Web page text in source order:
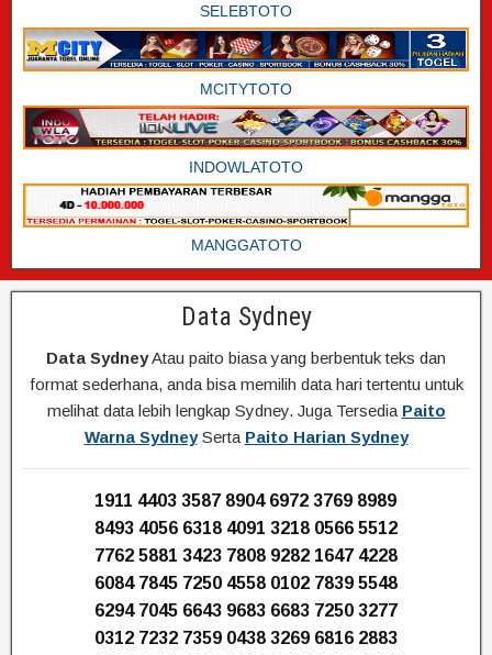
SELEBTOTO
MCITYTOTO
INDOWLATOTO
MANGGATOTO
Data Sydney
Data SydneyAtau paito biasa yang berbentuk teks dan
format sederhana, anda bisa memilih data hari tertentu untuk
melihat data lebih lengkap Sydney. Juga Tersedia Paito
Warna Sydney Serta Paito Harian Sydney
1911 4403 3587 8904 6972 3769 8989
8493 4056 6318 4091 3218 0566 5512
7762 5881 3423 7808 9282 1647 4228
6084 7845 7250 4558 0102 7839 5548
6294 7045 6643 9683 6683 7250 3277
0312 7232 7359 0438 3269 6816 2883